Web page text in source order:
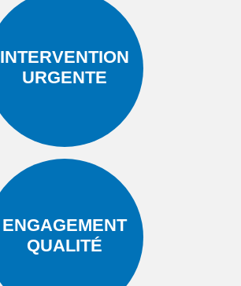
INTERVENTION
URGENTE
ENGAGEMENT
QUALITÉ